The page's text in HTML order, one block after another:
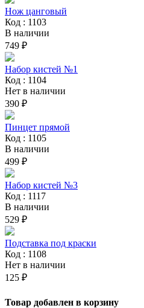
Нож цанговый
Код : 1103
В наличии
749 ₽
Набор кистей №1
Код : 1104
Нет в наличии
390 ₽
Пинцет прямой
Код : 1105
В наличии
499 ₽
Набор кистей №3
Код : 1117
В наличии
529 ₽
Подставка под краски
Код : 1108
Нет в наличии
125 ₽
Товар добавлен в корзину